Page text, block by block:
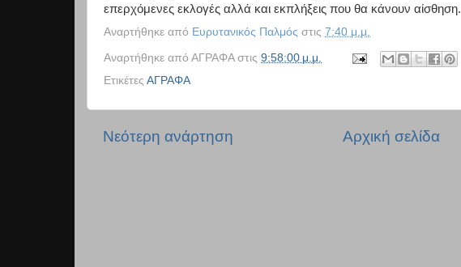
επερχόμενες εκλογές αλλά και εκπλήξεις που θα κάνουν αίσθηση.
Αναρτήθηκε από Ευρυτανικός Παλμός στις 7:40 μ.μ.
Αναρτήθηκε από ΑΓΡΑΦΑ στις 9:58:00 μ.μ.
Ετικέτες ΑΓΡΑΦΑ
Νεότερη ανάρτηση Αρχική σελίδα